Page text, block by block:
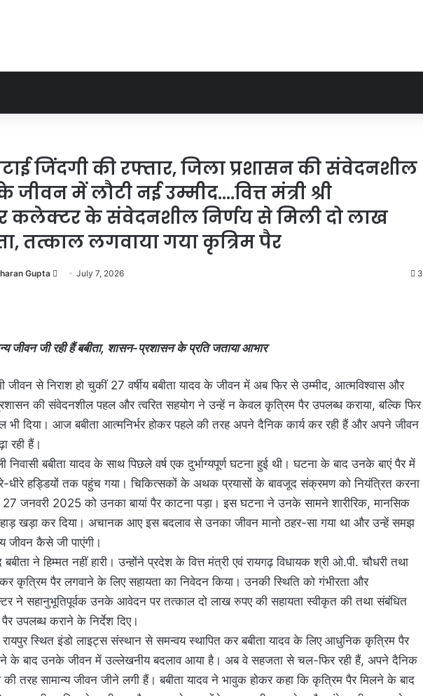
जिंदगी की रफ्तार, जिला प्रशासन की संवेदनशील
में लौटी नई उम्मीद….वित्त मंत्री श्री
कलेक्टर के संवेदनशील निर्णय से मिली दो लाख
तत्काल लगवाया गया कृत्रिम पैर
Gupta
SendJuly 7, 2026 3
जीवन जी रही हैं बबीता, शासन-प्रशासन के प्रति जताया आभार
से निराश हो चुकीं 27 वर्षीय बबीता यादव के जीवन में अब फिर से उम्मीद, आत्मविश्वास और
की संवेदनशील पहल और त्वरित सहयोग ने उन्हें न केवल कृत्रिम पैर उपलब्ध कराया, बल्कि फिर
भी दिया। आज बबीता आत्मनिर्भर होकर पहले की तरह अपने दैनिक कार्य कर रही हैं और अपने जीवन
रही हैं।
निवासी बबीता यादव के साथ पिछले वर्ष एक दुर्भाग्यपूर्ण घटना हुई थी। घटना के बाद उनके बाएं पैर में
धीरे हड्डियों तक पहुंच गया। चिकित्सकों के अथक प्रयासों के बावजूद संक्रमण को नियंत्रित करना
जनवरी 2025 को उनका बायां पैर काटना पड़ा। इस घटना ने उनके सामने शारीरिक, मानसिक
खड़ा कर दिया। अचानक आए इस बदलाव से उनका जीवन मानो ठहर-सा गया था और उन्हें समझ
जीवन कैसे जी पाएंगी।
बबीता ने हिम्मत नहीं हारी। उन्होंने प्रदेश के वित्त मंत्री एवं रायगढ़ विधायक श्री ओ.पी. चौधरी तथा
कृत्रिम पैर लगवाने के लिए सहायता का निवेदन किया। उनकी स्थिति को गंभीरता और
ने सहानुभूतिपूर्वक उनके आवेदन पर तत्काल दो लाख रुपए की सहायता स्वीकृत की तथा संबंधित
उपलब्ध कराने के निर्देश दिए।
स्थित इंडो लाइट्स संस्थान से समन्वय स्थापित कर बबीता यादव के लिए आधुनिक कृत्रिम पैर
के बाद उनके जीवन में उल्लेखनीय बदलाव आया है। अब वे सहजता से चल-फिर रही हैं, अपने दैनिक
तरह सामान्य जीवन जीने लगी हैं। बबीता यादव ने भावुक होकर कहा कि कृत्रिम पैर मिलने के बाद